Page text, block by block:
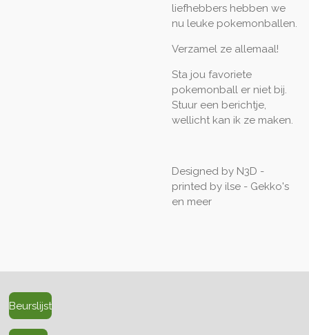
liefhebbers hebben we
nu leuke pokemonballen.
Verzamel ze allemaal!
Sta jou favoriete
pokemonball er niet bij.
Stuur een berichtje,
wellicht kan ik ze maken.
Designed by N3D -
printed by ilse - Gekko's
en meer
Beurslijst